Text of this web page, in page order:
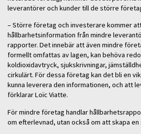
leverantörer och kunder till de större
– Större företag och investerare kommer
hållbarhetsinformation från mindre
rapporter. Det innebär att även mindre
formellt omfattas av lagen, kan behöva
koldioxidavtryck, sjukskrivningar,
cirkulärt. För dessa företag kan det bli en
kunna leverera den informationen, och att
förklarar Loïc Viatte.
För mindre företag handlar
om efterlevnad, utan också om att skapa